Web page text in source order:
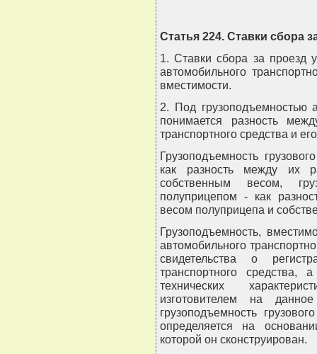
Статья 224. Ставки сбора
1. Ставки сбора за проезд
автомобильного
вместимости.
2. Под грузоподъемностью
понимается разность
транспортного средства и
Грузоподъемность
как разность между их
собственным весом,
полуприцепом - как
весом полуприцепа и
Грузоподъемность,
автомобильного
свидетельства о
транспортного
технических
изготовителем на
грузоподъемность
определяется на
которой он сконструирован.